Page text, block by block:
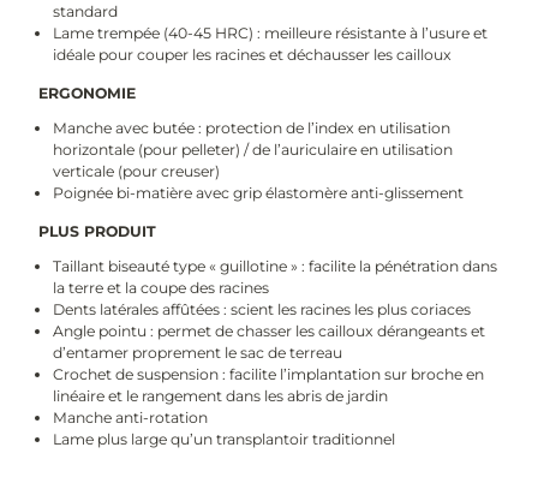
standard
Lame trempée (40-45 HRC) : meilleure résistante à l’usure et
idéale pour couper les racines et déchausser les cailloux
ERGONOMIE
Manche avec butée : protection de l’index en utilisation
horizontale (pour pelleter) / de l’auriculaire en utilisation
verticale (pour creuser)
Poignée bi-matière avec grip élastomère anti-glissement
PLUS PRODUIT
Taillant biseauté type « guillotine » : facilite la pénétration dans
la terre et la coupe des racines
Dents latérales affûtées : scient les racines les plus coriaces
Angle pointu : permet de chasser les cailloux dérangeants et
d’entamer proprement le sac de terreau
Crochet de suspension : facilite l’implantation sur broche en
linéaire et le rangement dans les abris de jardin
Manche anti-rotation
Lame plus large qu’un transplantoir traditionnel